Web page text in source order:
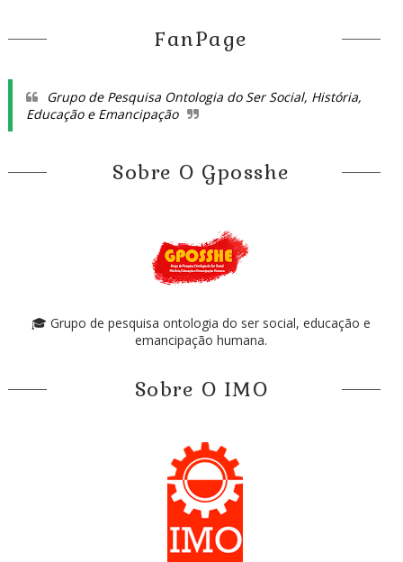
FanPage
Grupo de Pesquisa Ontologia do Ser Social, História,
Educação e Emancipação
Sobre O Gposshe
🎓 Grupo de pesquisa ontologia do ser social, educação e
emancipação humana.
Sobre O IMO